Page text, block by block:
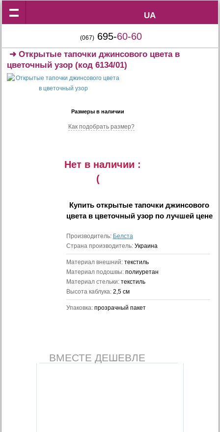
UA
UA
(067) 695-60-60
➜Открытые тапочки джинсового цвета в
цветочный узор (код 6134/01)
Размеры в наличии
Как подобрать размер?
Нет в наличии :
(
Купитьоткрытые тапочки джинсового
цвета в цветочный узорпо лучшей цене
Производитель: Белста
Страна производитель: Украина
Материал внешний: текстиль
Материал подошвы: полиуретан
Материал стельки: текстиль
Высота каблука: 2,5 см
Упаковка: прозрачный пакет
ВМЕСТЕ ДЕШЕВЛЕ